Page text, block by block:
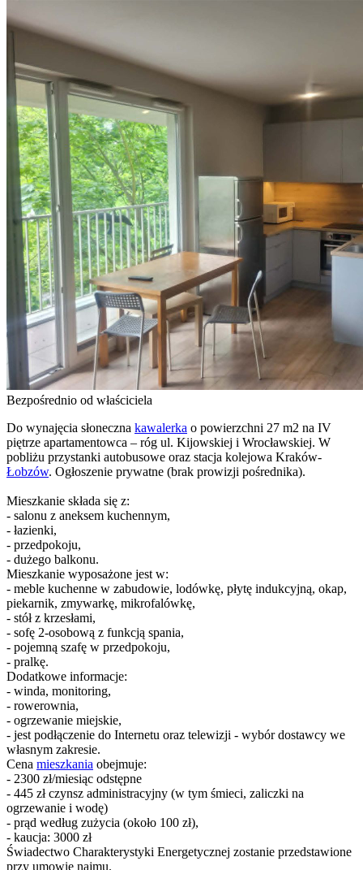
Bezpośrednio od właściciela
Do wynajęcia słoneczna kawalerka o powierzchni 27 m2 na IV
piętrze apartamentowca – róg ul. Kijowskiej i Wrocławskiej. W
pobliżu przystanki autobusowe oraz stacja kolejowa Kraków-
Łobzów. Ogłoszenie prywatne (brak prowizji pośrednika).
Mieszkanie składa się z:
- salonu z aneksem kuchennym,
- łazienki,
- przedpokoju,
- dużego balkonu.
Mieszkanie wyposażone jest w:
- meble kuchenne w zabudowie, lodówkę, płytę indukcyjną, okap,
piekarnik, zmywarkę, mikrofalówkę,
- stół z krzesłami,
- sofę 2-osobową z funkcją spania,
- pojemną szafę w przedpokoju,
- pralkę.
Dodatkowe informacje:
- winda, monitoring,
- rowerownia,
- ogrzewanie miejskie,
- jest podłączenie do Internetu oraz telewizji - wybór dostawcy we
własnym zakresie.
Cena mieszkania obejmuje:
- 2300 zł/miesiąc odstępne
- 445 zł czynsz administracyjny (w tym śmieci, zaliczki na
ogrzewanie i wodę)
- prąd według zużycia (około 100 zł),
- kaucja: 3000 zł
Świadectwo Charakterystyki Energetycznej zostanie przedstawione
przy umowie najmu.